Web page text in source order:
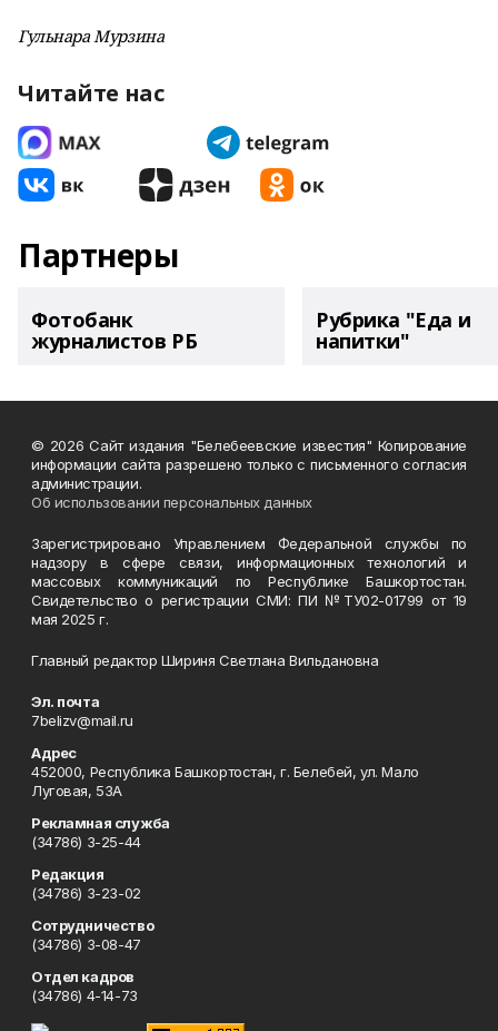
Гульнара Мурзина
Читайте нас
Партнеры
Фотобанк
журналистов РБ
Рубрика "Еда и
напитки"
© 2026 Сайт издания "Белебеевские известия" Копирование
информации сайта разрешено только с письменного согласия
администрации.
Об использовании персональных данных
Зарегистрировано Управлением Федеральной службы по
надзору в сфере связи, информационных технологий и
массовых коммуникаций по Республике Башкортостан.
Свидетельство о регистрации СМИ: ПИ №ТУ02-01799 от 19
мая 2025 г.
Главный редактор Шириня Светлана Вильдановна
Эл. почта
7belizv@mail.ru
Адрес
452000, Республика Башкортостан, г. Белебей, ул. Мало
Луговая, 53А
Рекламная служба
(34786) 3-25-44
Редакция
(34786) 3-23-02
Сотрудничество
(34786) 3-08-47
Отдел кадров
(34786) 4-14-73